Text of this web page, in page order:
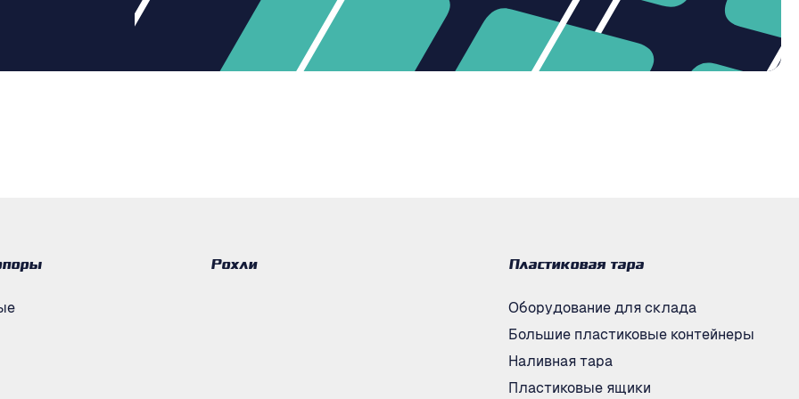
Рохли Пластиковая тара
Оборудование для склада
Большие пластиковые контейнеры
Наливная тара
Пластиковые ящики